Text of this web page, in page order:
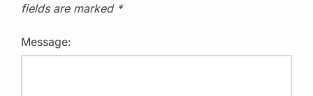
fields are marked *
Message: